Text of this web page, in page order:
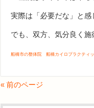
実際は「必要だな」と感
でも、双方、気分良く
船橋市の整体院 船橋カイロプラクティ
« 前のページ